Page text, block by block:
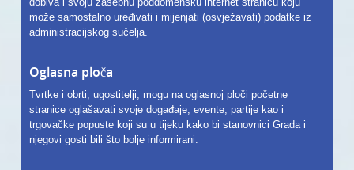
može samostalno uređivati i mijenjati (osvježavati) podatke iz
administracijskog sučelja.
Oglasna ploča
Tvrtke i obrti, ugostitelji, mogu na oglasnoj ploči početne
stranice oglašavati svoje događaje, evente, partije kao i
trgovačke popuste koji su u tijeku kako bi stanovnici Grada i
njegovi gosti bili što bolje informirani.